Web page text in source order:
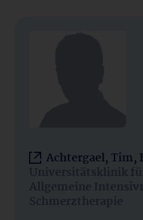
Achtergael, Tim,
Universitätsklinik
Allgemeine
Schmerztherapie